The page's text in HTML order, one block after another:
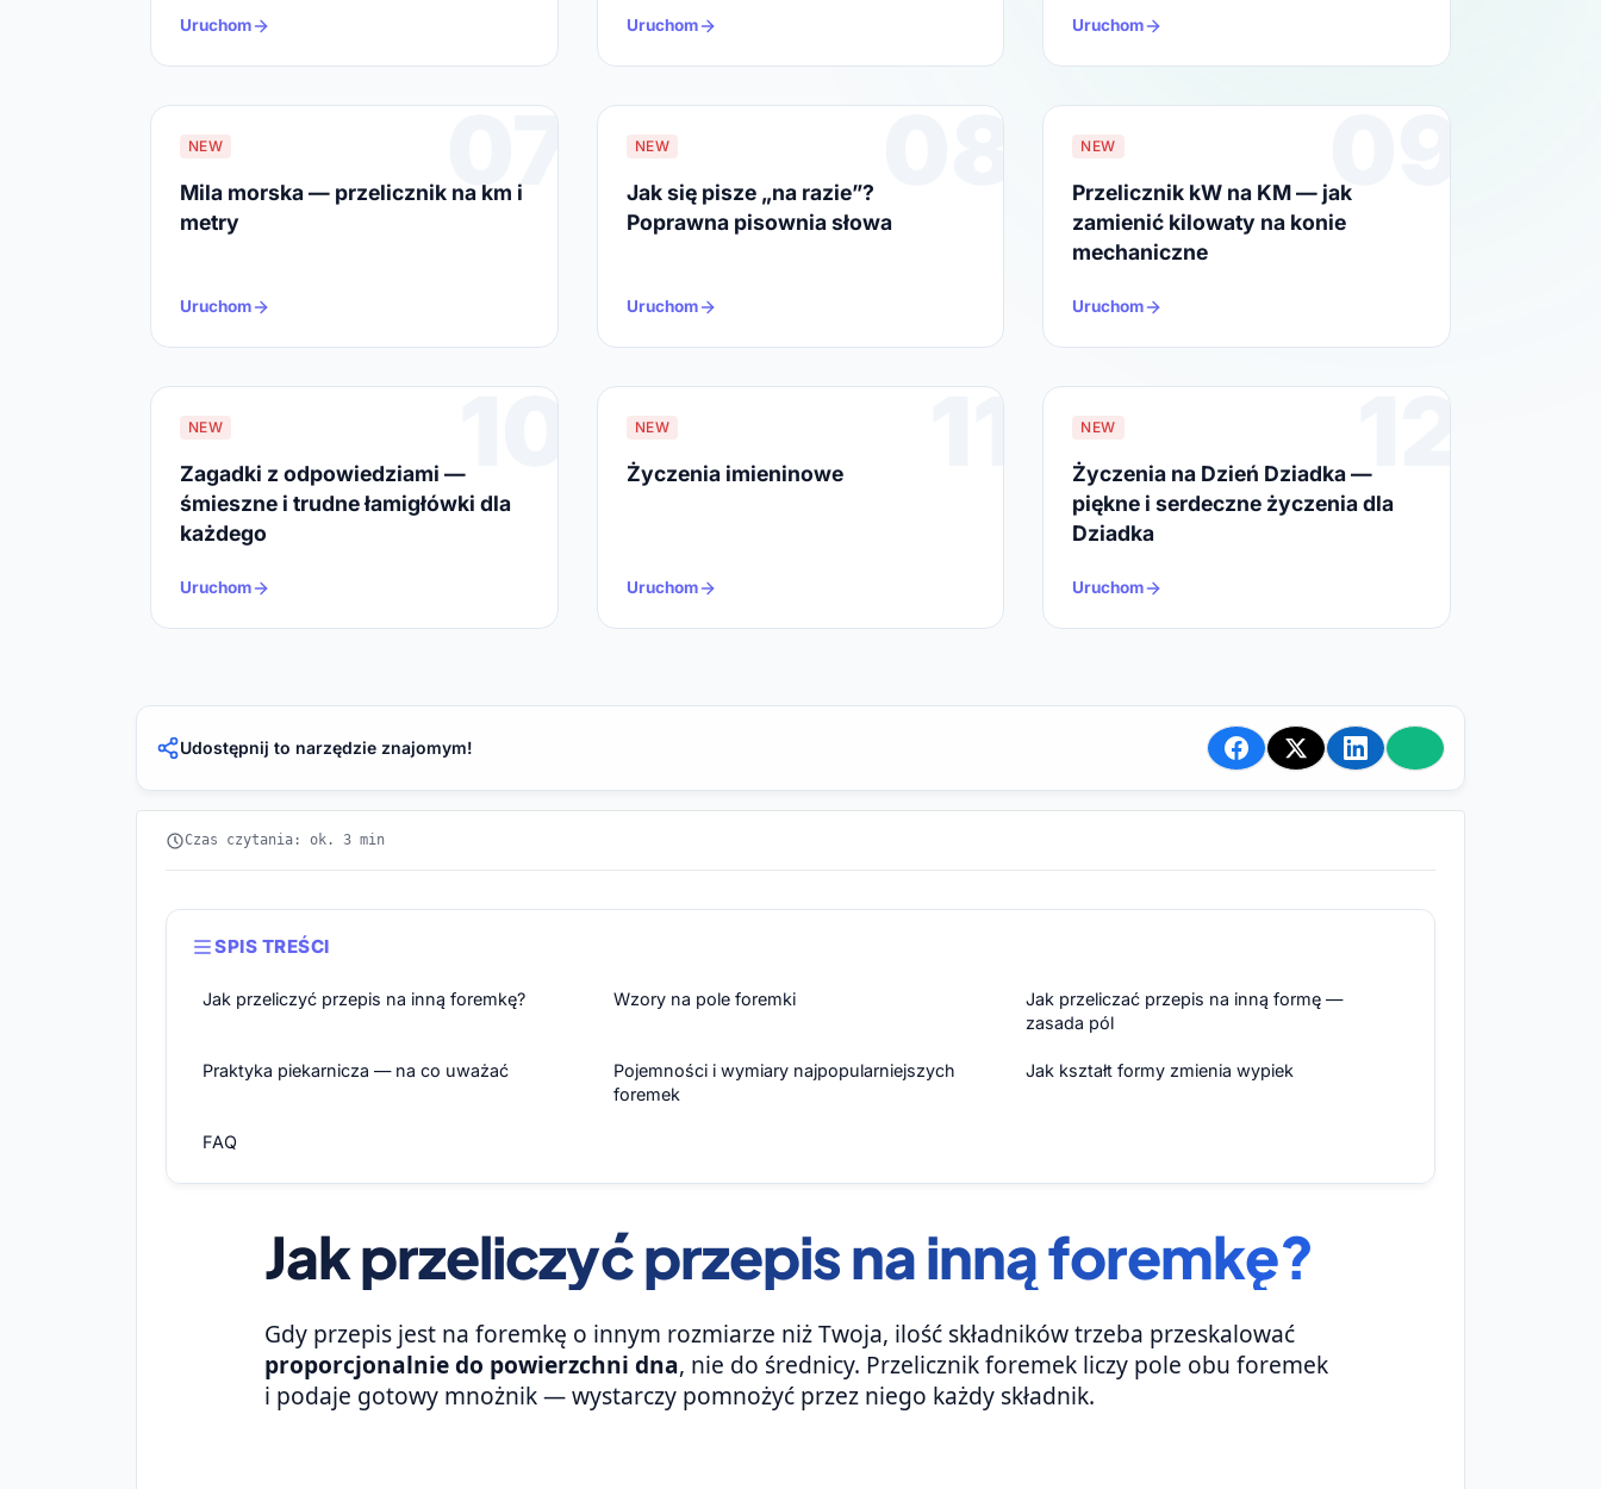
Uruchom Uruchom Uruchom
07
NEW
Mila morska — przelicznik na km i
metry
Uruchom
08
NEW
Jak się pisze „na razie”?
Poprawna pisownia słowa
Uruchom
09
NEW
Przelicznik kW na KM — jak
zamienić kilowaty na konie
mechaniczne
Uruchom
10
NEW
Zagadki z odpowiedziami —
śmieszne i trudne łamigłówki dla
każdego
Uruchom
11
NEW
Życzenia imieninowe
Uruchom
12
NEW
Życzenia na Dzień Dziadka —
piękne i serdeczne życzenia dla
Dziadka
Uruchom
Udostępnij to narzędzie znajomym!
Czas czytania: ok. 3 min
SPIS TREŚCI
Jak przeliczyć przepis na inną foremkę? Wzory na pole foremki
Jak przeliczać przepis na inną formę —
zasada pól
Praktyka piekarnicza — na co uważać
Pojemności i wymiary najpopularniejszych
foremek
Jak kształt formy zmienia wypiek
FAQ
Jak przeliczyć przepis na inną foremkę?
Gdy przepis jest na foremkę o innym rozmiarze niż Twoja, ilość składników trzeba przeskalować
proporcjonalnie do powierzchni dna, nie do średnicy. Przelicznik foremek liczy pole obu foremek
i podaje gotowy mnożnik — wystarczy pomnożyć przez niego każdy składnik.